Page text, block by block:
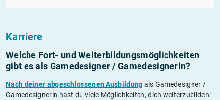
Karriere
Welche Fort- und Weiterbildungs­möglichkeiten
gibt es als Gamedesigner / Gamedesignerin?
Nach deiner abgeschlossenen Ausbildung als Gamedesigner /
Gamedesignerin hast du viele Möglichkeiten, dich weiterzubilden: